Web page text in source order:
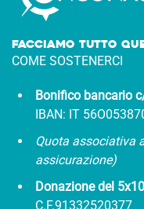
Facciamo tutto
COME SOSTENERCI
Bonifico bancario
IBAN: IT
Quota associativa
assicurazione)
Donazione del
C.F.91332520377